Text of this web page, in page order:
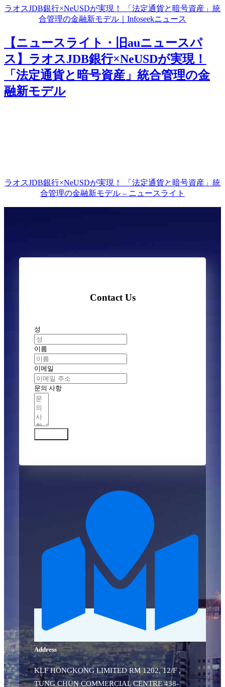
ラオスJDB銀行×NeUSDが実現！ 「法定通貨と暗号資産」統
合管理の金融新モデル｜Infoseekニュース
【ニュースライト・旧auニュースパ
ス】ラオスJDB銀行×NeUSDが実現！
「法定通貨と暗号資産」統合管理の金
融新モデル
ラオスJDB銀行×NeUSDが実現！ 「法定通貨と暗号資産」統
合管理の金融新モデル – ニュースライト
Contact Us
성
이름
이메일
문의 사항
Address
KLF HONGKONG LIMITED RM 1202, 12/F ,
TUNG CHUN COMMERCIAL CENTRE 438-